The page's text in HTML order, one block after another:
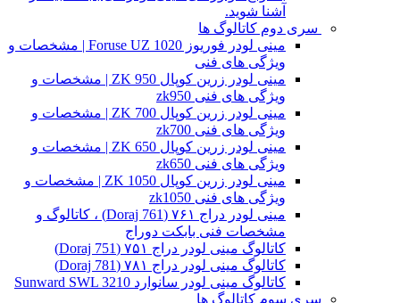
آشنا شوید.
سری دوم کاتالوگ ها
مینی لودر فوریوز Foruse UZ 1020 | مشخصات و
ویژگی های فنی
مینی لودر زرین کوپال ZK 950 | مشخصات و
ویژگی های فنی zk950
مینی لودر زرین کوپال ZK 700 | مشخصات و
ویژگی های فنی zk700
مینی لودر زرین کوپال ZK 650 | مشخصات و
ویژگی های فنی zk650
مینی لودر زرین کوپال ZK 1050 | مشخصات و
ویژگی های فنی zk1050
مینی لودر دراج ۷۶۱ (Doraj 761) ، کاتالوگ و
مشخصات فنی بابکت دوراج
کاتالوگ مینی لودر دراج ۷۵۱ (Doraj 751)
کاتالوگ مینی لودر دراج ۷۸۱ (Doraj 781)
کاتالوگ مینی لودر سانوارد Sunward SWL 3210
سری سوم کاتالوگ ها